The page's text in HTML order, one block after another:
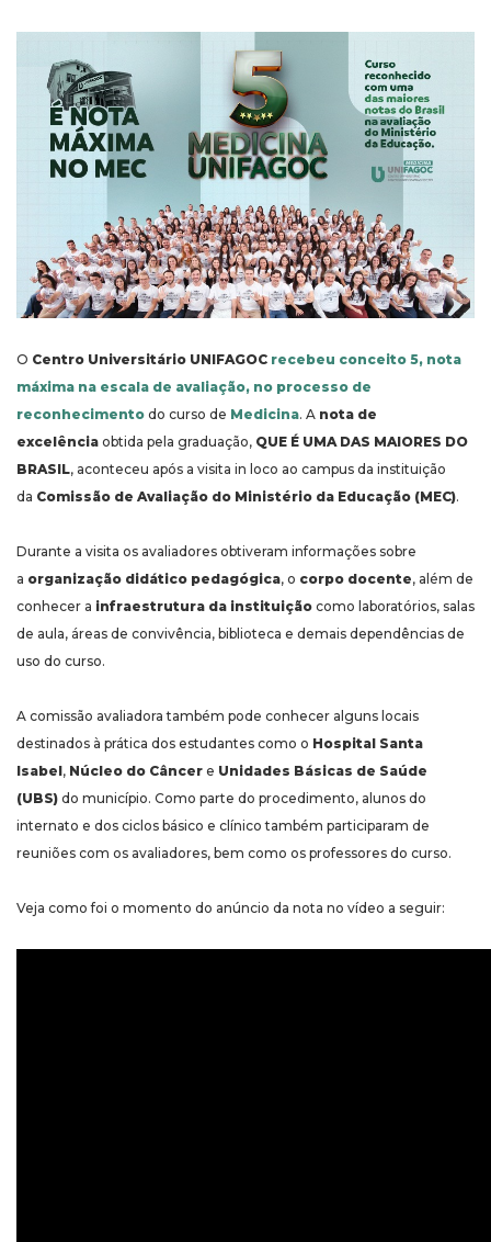
O Centro Universitário UNIFAGOC recebeu conceito 5, nota
máxima na escala de avaliação, no processo de
reconhecimento do curso de Medicina. A nota de
excelência obtida pela graduação, QUE É UMA DAS MAIORES DO
BRASIL, aconteceu após a visita in loco ao campus da instituição
da Comissão de Avaliação do Ministério da Educação (MEC).
Durante a visita os avaliadores obtiveram informações sobre
a organização didático pedagógica, o corpo docente, além de
conhecer a infraestrutura da instituição como laboratórios, salas
de aula, áreas de convivência, biblioteca e demais dependências de
uso do curso.
A comissão avaliadora também pode conhecer alguns locais
destinados à prática dos estudantes como o Hospital Santa
Isabel, Núcleo do Câncer e Unidades Básicas de Saúde
(UBS) do município. Como parte do procedimento, alunos do
internato e dos ciclos básico e clínico também participaram de
reuniões com os avaliadores, bem como os professores do curso.
Veja como foi o momento do anúncio da nota no vídeo a seguir: